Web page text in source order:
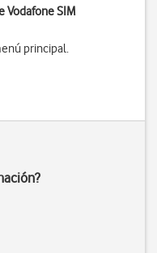
Vodafone SIM
principal.